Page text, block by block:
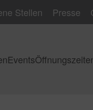
Stellen Presse
Events